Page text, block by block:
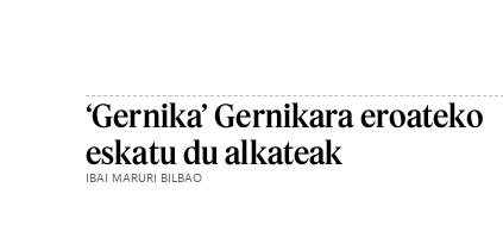
‘Gernika’ Gernikara eroateko
eskatu du alkateak
IBAI MARURI BILBAO